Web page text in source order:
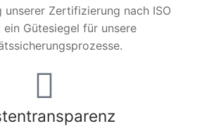
unserer Zertifizierung nach ISO
ein Gütesiegel für unsere